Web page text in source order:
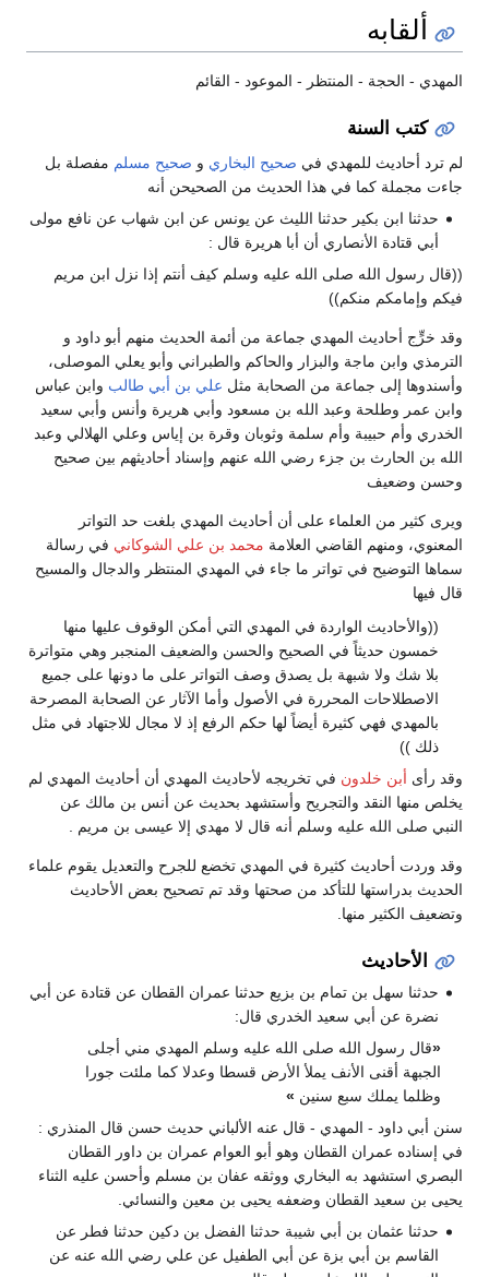
ألقابه
المهدي - الحجة - المنتظر - الموعود - القائم
كتب السنة
لم ترد أحاديث للمهدي في صحيح البخاري و صحيح مسلم مفصلة بل
جاءت مجملة كما في هذا الحديث من الصحيحن أنه
حدثنا ‏ابن بكير ‏حدثنا ‏الليث ‏عن ‏يونس ‏عن ‏‏ابن شهاب ‏عن ‏نافع‏ ‏مولى
‏أبي قتادة الأنصاري ‏أن ‏‏أبا هريرة ‏قال :‏
‏((قال رسول الله ‏‏صلى الله عليه وسلم‏ ‏كيف أنتم إذا نزل ‏ابن مريم
‏فيكم وإمامكم منكم))‏
وقد خرٍّج أحاديث المهدي جماعة من أئمة الحديث منهم أبو داود و
الترمذي وابن ماجة والبزار والحاكم والطبراني وأبو يعلي الموصلى،
وأسندوها إلى جماعة من الصحابة مثل علي بن أبي طالب وابن عباس
وابن عمر وطلحة وعبد الله بن مسعود وأبي هريرة وأنس وأبي سعيد
الخدري وأم حبيبة وأم سلمة وثوبان وقرة بن إياس وعلي الهلالي وعبد
الله بن الحارث بن جزء رضي الله عنهم وإسناد أحاديثهم بين صحيح
وحسن وضعيف
ويرى كثير من العلماء على أن أحاديث المهدي بلغت حد التواتر
المعنوي، ومنهم القاضي العلامة محمد بن علي الشوكاني في رسالة
سماها التوضيح في تواتر ما جاء في المهدي المنتظر والدجال والمسيح
قال فيها
((والأحاديث الواردة في المهدي التي أمكن الوقوف عليها منها
خمسون حديثاً في الصحيح والحسن والضعيف المنجبر وهي متواترة
بلا شك ولا شبهة بل يصدق وصف التواتر على ما دونها على جميع
الاصطلاحات المحررة في الأصول وأما الآثار عن الصحابة المصرحة
بالمهدي فهي كثيرة أيضاً لها حكم الرفع إذ لا مجال للاجتهاد في مثل
ذلك ))
وقد رأى أبن خلدون في تخريجه لأحاديث المهدي أن أحاديث المهدي لم
يخلص منها النقد والتجريح وأستشهد بحديث عن أنس بن مالك عن
النبي صلى الله عليه وسلم أنه قال لا مهدي إلا عيسى بن مريم .
وقد وردت أحاديث كثيرة في المهدي تخضع للجرح والتعديل يقوم علماء
الحديث بدراستها للتأكد من صحتها وقد تم تصحيح بعض الأحاديث
وتضعيف الكثير منها.
الأحاديث
حدثنا ‏سهل بن تمام بن بزيع ‏حدثنا ‏عمران القطان ‏عن ‏قتادة ‏عن ‏أبي
نضرة ‏عن ‏أبي سعيد الخدري ‏قال:
«قال رسول الله‏ ‏صلى الله عليه وسلم ‏المهدي مني ‏‏أجلى‏
‏الجبهة‏ ‏أقنى‏ ‏الأنف يملأ الأرض قسطا وعدلا كما ملئت جورا
وظلما يملك سبع سنين »
سنن أبي داود - المهدي - قال عنه الألباني حديث حسن قال المنذري :
في إسناده عمران القطان وهو أبو العوام عمران بن داور القطان
البصري استشهد به البخاري ووثقه عفان بن مسلم وأحسن عليه الثناء
يحيى بن سعيد القطان وضعفه يحيى بن معين والنسائي.
حدثنا ‏عثمان بن أبي شيبة ‏حدثنا ‏الفضل بن دكين ‏حدثنا ‏فطر ‏عن
‏القاسم بن أبي بزة ‏عن ‏‏أبي الطفيل‏ ‏عن ‏علي ‏رضي الله عنه ‏‏عن